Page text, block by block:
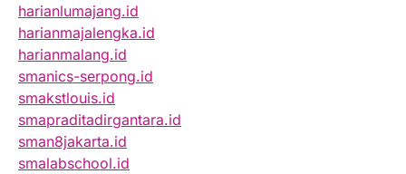
harianlumajang.id
harianmajalengka.id
harianmalang.id
smanics-serpong.id
smakstlouis.id
smapraditadirgantara.id
sman8jakarta.id
smalabschool.id